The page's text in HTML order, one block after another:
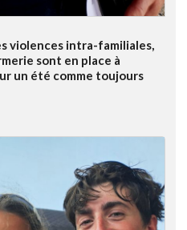
violences intra-familiales,
sont en place à
un été comme toujours